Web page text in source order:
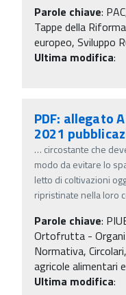
Parole chiave:
Tappe della
europeo, Sviluppo
Ultima modifica:
PDF: allegato
2021
… circostante che
modo da evitare lo
letto di coltivazioni
ripristinate nella loro
Parole chiave:
Ortofrutta -
Normativa,
agricole alimentari
Ultima modifica: